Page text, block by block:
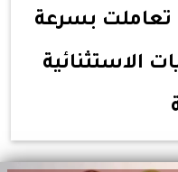
تعاملت بسرعة
الاستثنائية